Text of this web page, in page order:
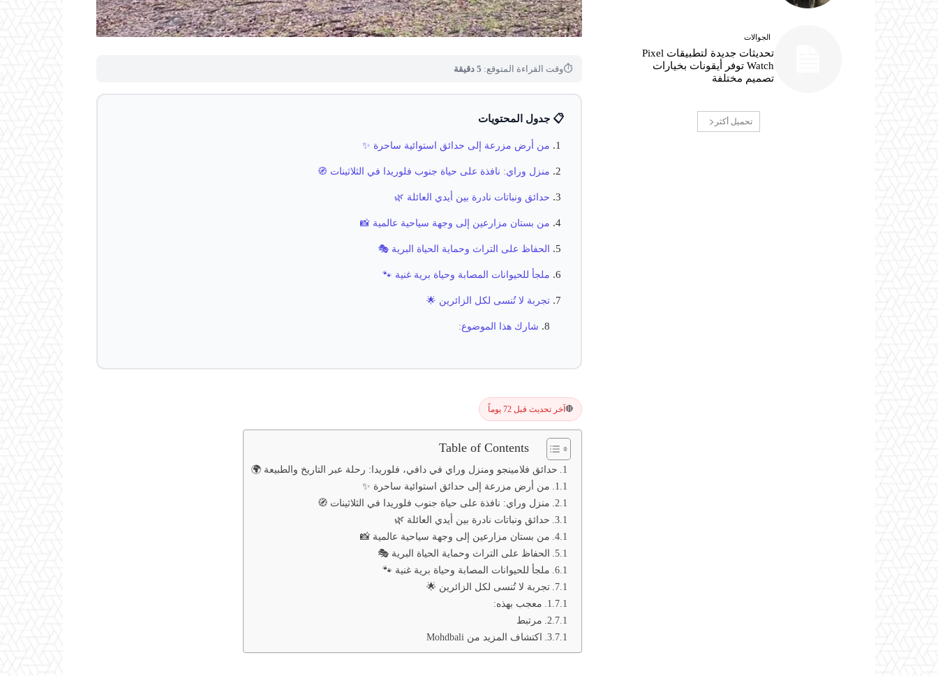
⏱وقت القراءة المتوقع: 5 دقيقة
📋 جدول المحتويات
من أرض مزرعة إلى حدائق استوائية ساحرة ✨
منزل وراي: نافذة على حياة جنوب فلوريدا في الثلاثينات 🧭
حدائق ونباتات نادرة بين أيدي العائلة 🌿
من بستان مزارعين إلى وجهة سياحية عالمية 📸
الحفاظ على التراث وحماية الحياة البرية 🎭
ملجأ للحيوانات المصابة وحياة برية غنية 🐾
تجربة لا تُنسى لكل الزائرين 🌟
شارك هذا الموضوع:
🔴آخر تحديث قبل 72 يوماً
Table of Contents
حدائق فلامينجو ومنزل وراي في دافي، فلوريدا: رحلة عبر التاريخ والطبيعة 🌍
من أرض مزرعة إلى حدائق استوائية ساحرة ✨
منزل وراي: نافذة على حياة جنوب فلوريدا في الثلاثينات 🧭
حدائق ونباتات نادرة بين أيدي العائلة 🌿
من بستان مزارعين إلى وجهة سياحية عالمية 📸
الحفاظ على التراث وحماية الحياة البرية 🎭
ملجأ للحيوانات المصابة وحياة برية غنية 🐾
تجربة لا تُنسى لكل الزائرين 🌟
معجب بهذه:
مرتبط
اكتشاف المزيد من Mohdbali
الجوالات
تحديثات جديدة لتطبيقات Pixel
Watch توفر أيقونات بخيارات
تصميم مختلفة
تحميل أكثر